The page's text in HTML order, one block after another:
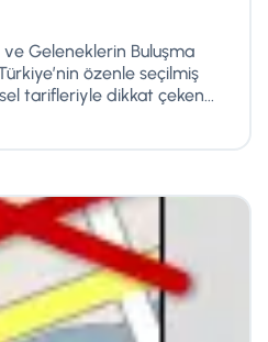
Geleneklerin Buluşma
özenle seçilmiş
tarifleriyle dikkat çeken...